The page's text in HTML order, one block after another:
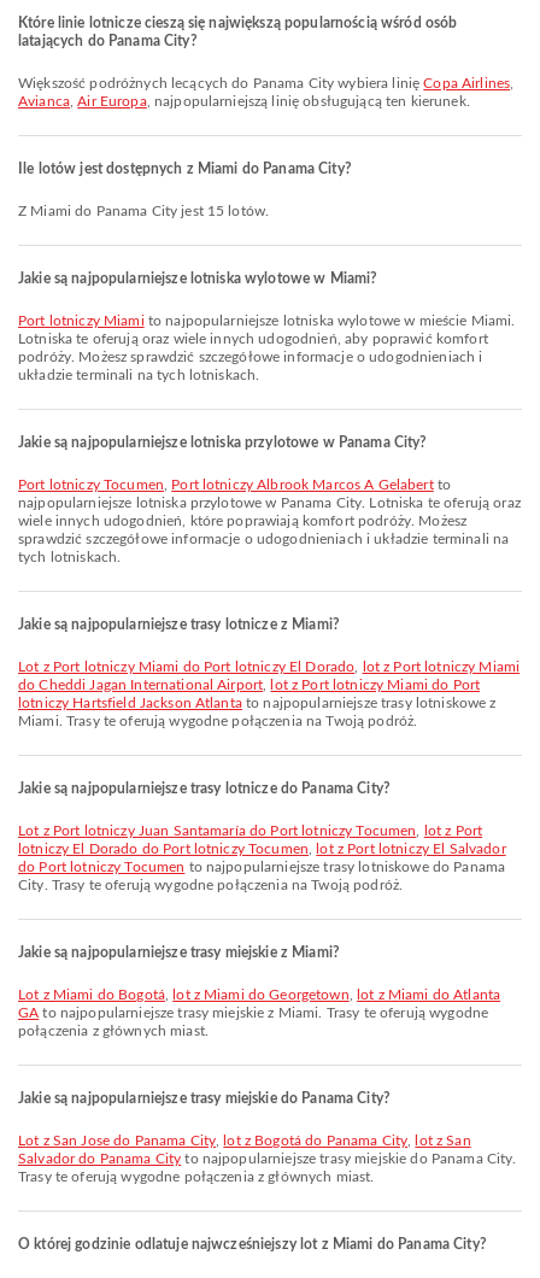
Które linie lotnicze cieszą się największą popularnością wśród osób
latających do Panama City?
Większość podróżnych lecących do Panama City wybiera linięCopa Airlines
Avianca,Air Europa, najpopularniejszą linię obsługującą ten kierunek.
Ile lotów jest dostępnych z Miami do Panama City?
Z Miami do Panama City jest 15 lotów.
Jakie są najpopularniejsze lotniska wylotowe w Miami?
Port lotniczy Miami to najpopularniejsze lotniska wylotowe w mieście Miami.
Lotniska te oferują oraz wiele innych udogodnień, aby poprawić komfort
podróży. Możesz sprawdzić szczegółowe informacje o udogodnieniach i
układzie terminali na tych lotniskach.
Jakie są najpopularniejsze lotniska przylotowe w Panama City?
Port lotniczy Tocumen Port lotniczy Albrook Marcos A Gelabertto
najpopularniejsze lotniska przylotowe w Panama City. Lotniska te oferują oraz
wiele innych udogodnień, które poprawiają komfort podróży. Możesz
sprawdzić szczegółowe informacje o udogodnieniach i układzie terminali na
tych lotniskach.
Jakie są najpopularniejsze trasy lotnicze z Miami?
lot z Port lotniczy Miami do Port lotniczy El Dorado
lot z Port lotniczy Miami
do Cheddi Jagan International Airport
lot z Port lotniczy Miami do Port
lotniczy Hartsfield Jackson Atlantato najpopularniejsze trasy lotniskowe z
Miami. Trasy te oferują wygodne połączenia na Twoją podróż.
Jakie są najpopularniejsze trasy lotnicze do Panama City?
lot z Port lotniczy Juan Santamaría do Port lotniczy Tocumen
lot z Port
lotniczy El Dorado do Port lotniczy Tocumen
lot z Port lotniczy El Salvador
do Port lotniczy Tocumen to najpopularniejsze trasy lotniskowe do Panama
City. Trasy te oferują wygodne połączenia na Twoją podróż.
Jakie są najpopularniejsze trasy miejskie z Miami?
lot z Miami do Bogotá, lot z Miami do Georgetown
lot z Miami do Atlanta
GA to najpopularniejsze trasy miejskie z Miami. Trasy te oferują wygodne
połączenia z głównych miast.
Jakie są najpopularniejsze trasy miejskie do Panama City?
lot z San Jose do Panama City lot z Bogotá do Panama City
lot z San
Salvador do Panama City to najpopularniejsze trasy miejskie do Panama City.
Trasy te oferują wygodne połączenia z głównych miast.
O której godzinie odlatuje najwcześniejszy lot z Miami do Panama City?